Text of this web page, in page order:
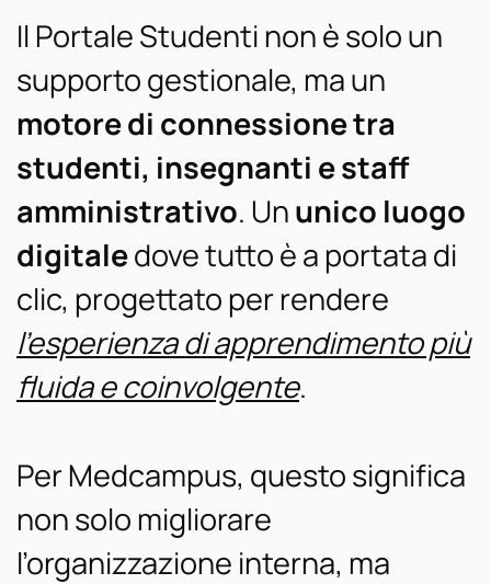
Il Portale Studenti non è solo un
supporto gestionale, ma un
motore di connessione tra
studenti, insegnanti e staff
amministrativo. Ununico luogo
digitaledove tutto è a portata di
clic, progettato per rendere
l’esperienza di apprendimento più
fluida e coinvolgente.
Per Medcampus, questo significa
non solo migliorare
l’organizzazione interna, ma